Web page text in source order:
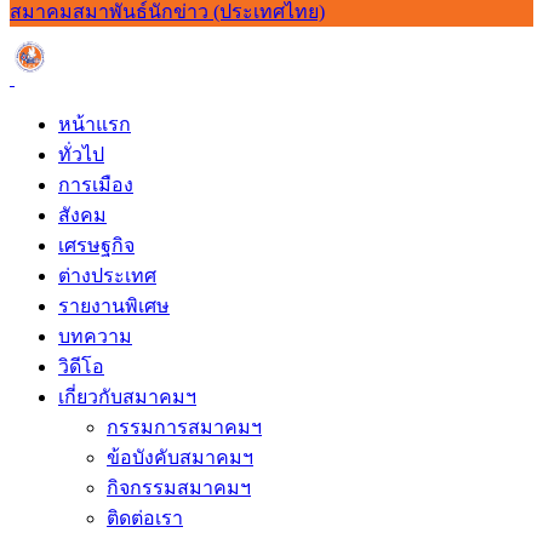
สมาคมสมาพันธ์นักข่าว (ประเทศไทย)
หน้าแรก
ทั่วไป
การเมือง
สังคม
เศรษฐกิจ
ต่างประเทศ
รายงานพิเศษ
บทความ
วิดีโอ
เกี่ยวกับสมาคมฯ
กรรมการสมาคมฯ
ข้อบังคับสมาคมฯ
กิจกรรมสมาคมฯ
ติดต่อเรา